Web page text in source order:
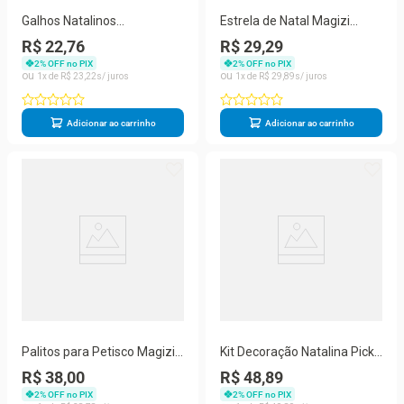
Galhos Natalinos
Decorativos Magizi com
Glitter Vinho Yangzi 4
Unidades
R$ 22,76
2% OFF no PIX
1
R$ 23 22
Adicionar ao carrinho
Estrela de Natal Magizi
Tridimensional Arabesco
Vermelha Brilho Yangzi 4UN
R$ 29,29
2% OFF no PIX
1
R$ 29 89
Adicionar ao carrinho
Palitos para Petisco Magizi
Decorado Árvore Bambu
Ecológico Festa Natal
R$ 38,00
2% OFF no PIX
Kit Decoração Natalina Pick
Natal Champanhe Full Glitter
Luxo 4 Unidades Dourado
R$ 48,89
2% OFF no PIX